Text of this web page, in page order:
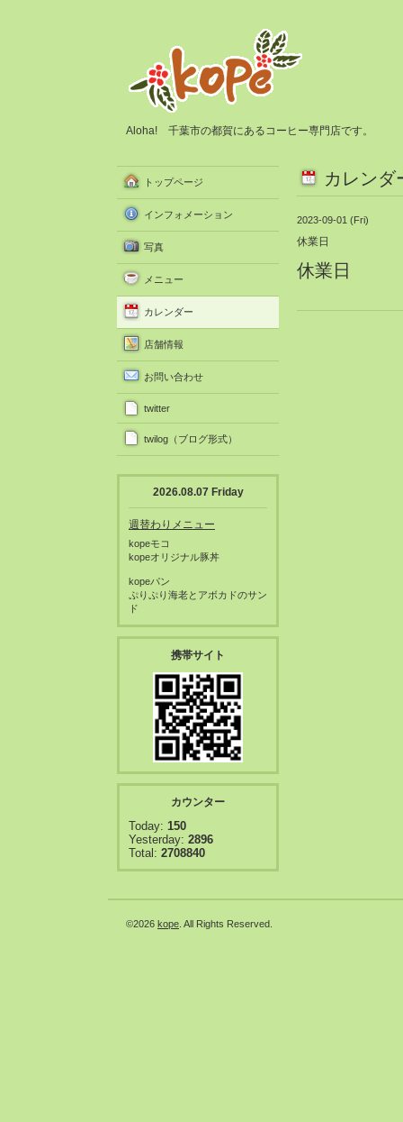
Aloha! 千葉市の都賀にあるコーヒー専門店です。
カレンダ
2023-09-01 (Fri)
休業日
休業日
トップページ
インフォメーション
写真
メニュー
カレンダー
店舗情報
お問い合わせ
twitter
twilog（ブログ形式）
2026.08.07 Friday
週替わりメニュー
kopeモコ
kopeオリジナル豚丼
kopeパン
ぷりぷり海老とアボカドのサン
ド
携帯サイト
カウンター
Today: 150
Yesterday: 2896
Total: 2708840
©2026 kope . All Rights Reserved.